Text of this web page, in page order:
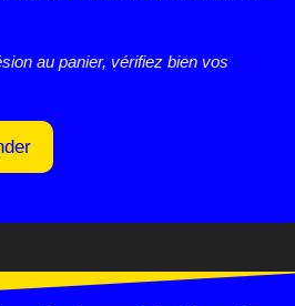
au panier, vérifiez bien vos